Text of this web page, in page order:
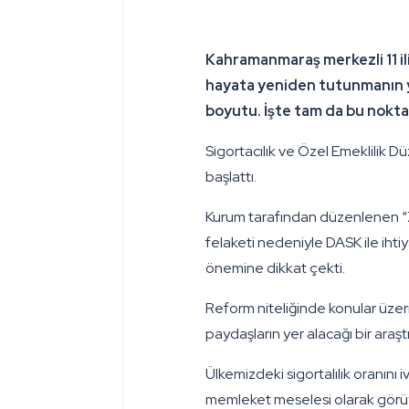
Kahramanmaraşmerkezli 11
hayata yeniden tutunmanın
boyutu. İşte tam da bu
Sigortacılık ve Özel Emeklilik
başlattı.
Kurum tarafından düzenlenen
felaketi nedeniyle DASK ile
önemine dikkat çekti.
Reform niteliğinde konular
paydaşların yer alacağı bir
Ülkemizdeki sigortalılık
memleket meselesi olarak